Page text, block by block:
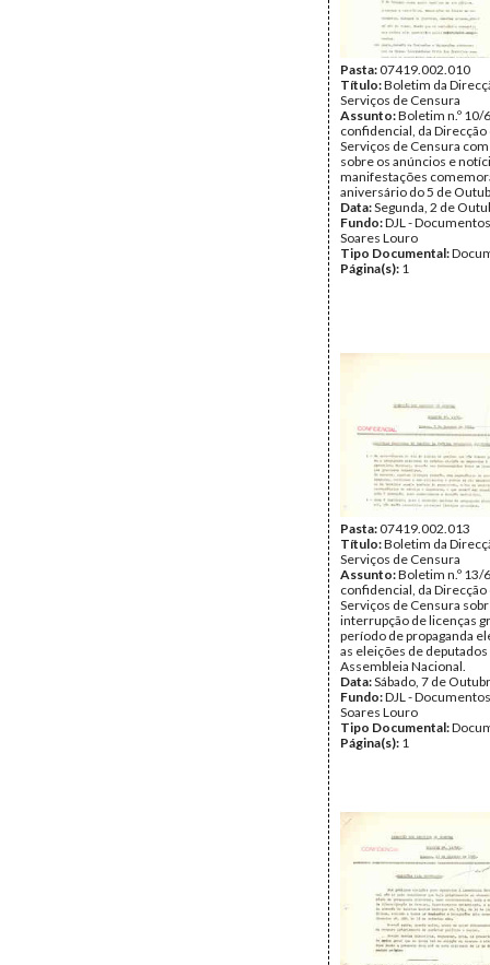
Pasta:07419.002.010
Título:Boletim da
Serviços de Censura
Assunto:Boletim n.º 10/
confidencial, da Direcção
Serviços de Censura
sobre os anúncios e
manifestações
aniversário do 5 de
Data:Segunda, 2 de
Fundo:DJL -
Soares Louro
Tipo Documental:
Página(s): 1
Pasta:07419.002.013
Título:Boletim da
Serviços de Censura
Assunto:Boletim n.º 13/
confidencial, da Direcção
Serviços de Censura
interrupção de licenças
período de propaganda
as eleições de deputados
Assembleia Nacional.
Data:Sábado, 7 de
Fundo:DJL -
Soares Louro
Tipo Documental:
Página(s): 1